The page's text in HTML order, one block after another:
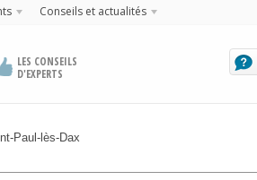
Conseils et actualités
LES CONSEILS
D'EXPERTS
Paul-lès-Dax